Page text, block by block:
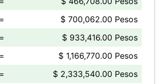
=
$ 700,062.00 Pesos
=
$ 933,416.00 Pesos
=
$ 1,166,770.00 Pesos
= $ 2,333,540.00 Pesos